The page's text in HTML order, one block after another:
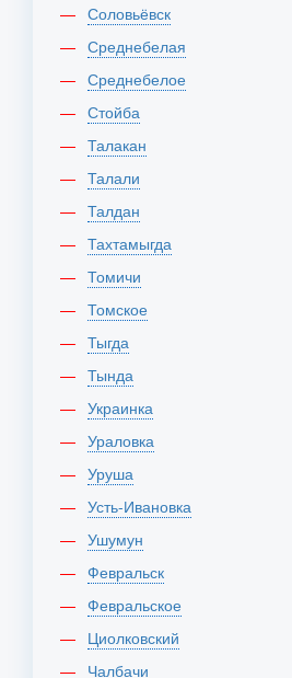
Соловьёвск
Среднебелая
Среднебелое
Стойба
Талакан
Талали
Талдан
Тахтамыгда
Томичи
Томское
Тыгда
Тында
Украинка
Ураловка
Уруша
Усть-Ивановка
Ушумун
Февральск
Февральское
Циолковский
Чалбачи